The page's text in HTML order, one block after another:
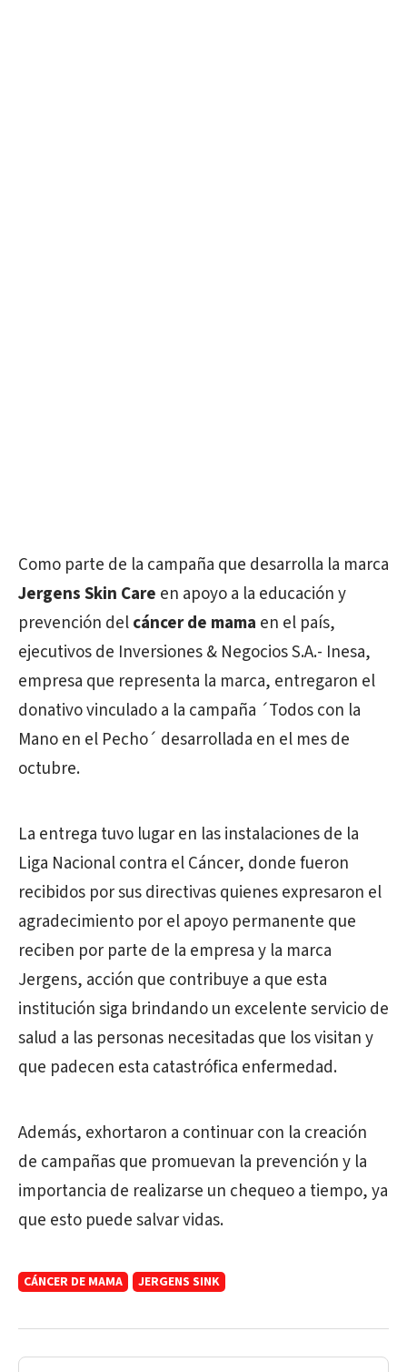
Como parte de la campaña que desarrolla la marca
Jergens Skin Care en apoyo a la educación y
prevención delcáncer de mama en el país,
ejecutivos de Inversiones & Negocios S.A.- Inesa,
empresa que representa la marca, entregaron el
donativo vinculado a la campaña ´Todos con la
Mano en el Pecho´ desarrollada en el mes de
octubre.
La entrega tuvo lugar en las instalaciones de la
Liga Nacional contra el Cáncer, donde fueron
recibidos por sus directivas quienes expresaron el
agradecimiento por el apoyo permanente que
reciben por parte de la empresa y la marca
Jergens, acción que contribuye a que esta
institución siga brindando un excelente servicio de
salud a las personas necesitadas que los visitan y
que padecen esta catastrófica enfermedad.
Además, exhortaron a continuar con la creación
de campañas que promuevan la prevención y la
importancia de realizarse un chequeo a tiempo, ya
que esto puede salvar vidas.
CÁNCER DE MAMA JERGENS SINK